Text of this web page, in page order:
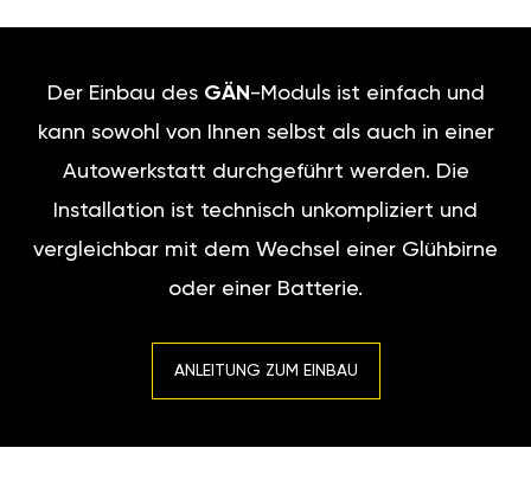
Der Einbau des GÄN -Moduls ist einfach und
kann sowohl von Ihnen selbst als auch in einer
Autowerkstatt durchgeführt werden. Die
Installation ist technisch unkompliziert und
vergleichbar mit dem Wechsel einer Glühbirne
oder einer Batterie.
ANLEITUNG ZUM EINBAU